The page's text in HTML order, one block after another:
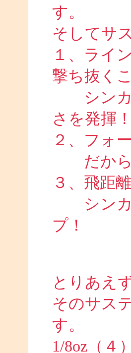
そしてサ
１、ライ
撃ち抜く
シンカ
さを発揮！
２、フォ
だから
３、飛距
シンカ
プ！
とりあえ
そのサス
す。
1/8oz（４